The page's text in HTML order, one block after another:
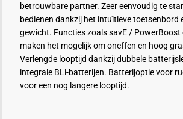
betrouwbare partner. Zeer eenvoudig te
bedienen dankzij het intuïtieve toetsenbord
gewicht. Functies zoals savE / PowerBoost
maken het mogelijk om oneffen en hoog
Verlengde looptijd dankzij dubbele
integrale BLi-batterijen. Batterijoptie voor
voor een nog langere looptijd.